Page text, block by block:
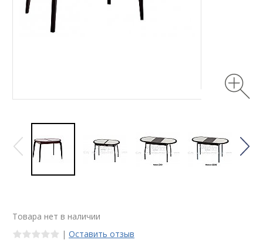
Товара нет в наличии
| Оставить отзыв